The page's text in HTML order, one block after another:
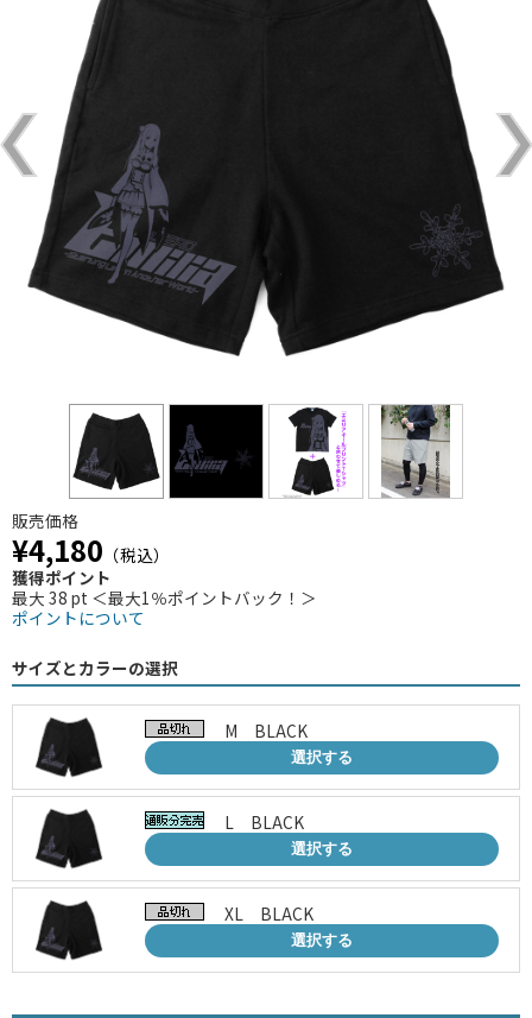
販売価格
¥4,180 （税込）
獲得ポイント
最大 38 pt ＜最大1％ポイントバック！＞
ポイントについて
サイズとカラーの選択
M BLACK
選択する
L BLACK
選択する
XL BLACK
選択する